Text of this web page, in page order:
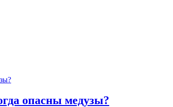
опасны медузы?